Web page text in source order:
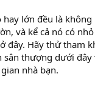
lớn đều là không
và kể cả nó có
đây. Hãy thử tham
thượng dưới
nhà bạn.